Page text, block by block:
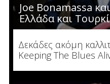
Joe Bonamassa
Ελλάδα και
Δεκάδες ακόμη
Keeping Τhe Blues